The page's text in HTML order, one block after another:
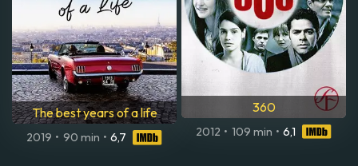
The best years of a life
2019 • 90 min • 6,7
360
2012 • 109 min • 6,1